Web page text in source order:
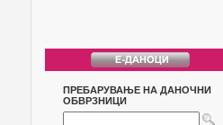
ПРЕБАРУВАЊЕ НА ДАНОЧНИ
ОБВРЗНИЦИ